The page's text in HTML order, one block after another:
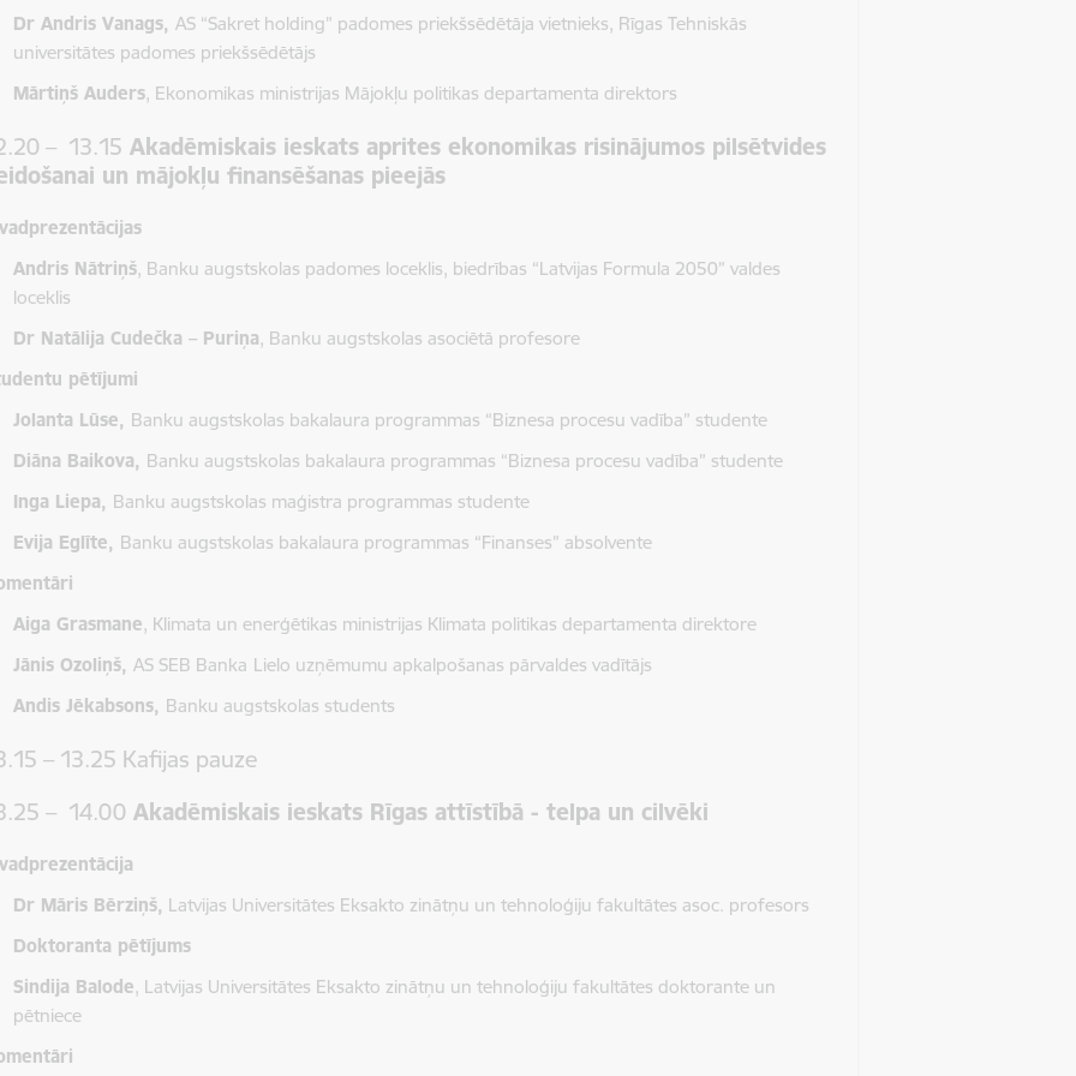
Dr Andris Vanags,AS “Sakret holding” padomes priekšsēdētāja vietnieks, Rīgas Tehniskās
universitātes padomes priekšsēdētājs
Mārtiņš Auders, Ekonomikas ministrijas Mājokļu politikas departamenta direktors
– 13.15 Akadēmiskais ieskats aprites ekonomikas risinājumos pilsētvides
un mājokļu finansēšanas pieejās
Andris Nātriņš, Banku augstskolas padomes loceklis, biedrības “Latvijas Formula 2050” valdes
loceklis
Dr Natālija Cudečka – Puriņa, Banku augstskolas asociētā profesore
pētījumi
Jolanta Lūse, Banku augstskolas bakalaura programmas “Biznesa procesu vadība” studente
Diāna Baikova, Banku augstskolas bakalaura programmas “Biznesa procesu vadība” studente
Inga Liepa, Banku augstskolas maģistra programmas studente
Evija Eglīte, Banku augstskolas bakalaura programmas “Finanses” absolvente
Aiga Grasmane, Klimata un enerģētikas ministrijas Klimata politikas departamenta direktore
Jānis Ozoliņš,AS SEB Banka Lielo uzņēmumu apkalpošanas pārvaldes vadītājs
Andis Jēkabsons, Banku augstskolas students
– 13.25 Kafijas pauze
– 14.00 Akadēmiskais ieskats Rīgas attīstībā - telpa un cilvēki
Dr Māris Bērziņš, Latvijas Universitātes Eksakto zinātņu un tehnoloģiju fakultātes asoc. profesors
Doktoranta pētījums
Sindija Balode, Latvijas Universitātes Eksakto zinātņu un tehnoloģiju fakultātes doktorante un
pētniece